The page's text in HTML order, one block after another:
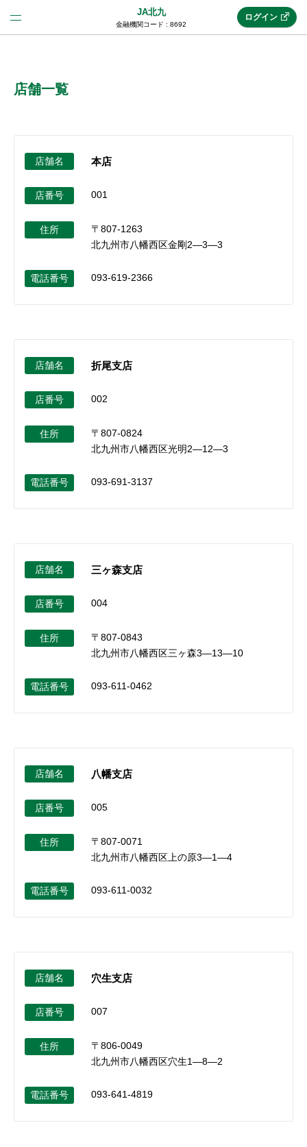
JA北九
金融機関コード : 8692
JAネットバンクトップ
メリット
機能・サービス
使い方
困った時は
ログイン
店舗一覧
店舗名 本店
店番号 001
住所
〒807-1263
北九州市八幡西区金剛2―3―3
電話番号 093-619-2366
店舗名 折尾支店
店番号 002
住所
〒807-0824
北九州市八幡西区光明2―12―3
電話番号 093-691-3137
店舗名 三ヶ森支店
店番号 004
住所
〒807-0843
北九州市八幡西区三ヶ森3―13―10
電話番号 093-611-0462
店舗名 八幡支店
店番号 005
住所
〒807-0071
北九州市八幡西区上の原3―1―4
電話番号 093-611-0032
店舗名 穴生支店
店番号 007
住所
〒806-0049
北九州市八幡西区穴生1―8―2
電話番号 093-641-4819